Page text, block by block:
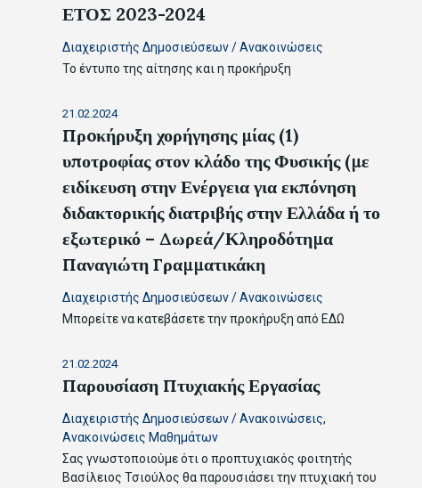
ΕΤΟΣ 2023-2024
Διαχειριστής Δημοσιεύσεων/Ανακοινώσεις
Το έντυπο της αίτησης και η προκήρυξη
21.02.2024
Πρoκήρυξη χορήγησης μίας (1)
υποτροφίας στον κλάδο της Φυσικής (με
ειδίκευση στην Ενέργεια για εκπόνηση
διδακτορικής διατριβής στην Ελλάδα ή το
εξωτερικό – Δωρεά/Κληροδότημα
Παναγιώτη Γραμματικάκη
Διαχειριστής Δημοσιεύσεων/Ανακοινώσεις
Μπορείτε να κατεβάσετε την προκήρυξη από ΕΔΩ
21.02.2024
Παρουσίαση Πτυχιακής Εργασίας
Διαχειριστής Δημοσιεύσεων/Ανακοινώσεις,
Ανακοινώσεις Μαθημάτων
Σας γνωστοποιούμε ότι ο προπτυχιακός φοιτητής
Βασίλειος Τσιούλος θα παρουσιάσει την πτυχιακή του